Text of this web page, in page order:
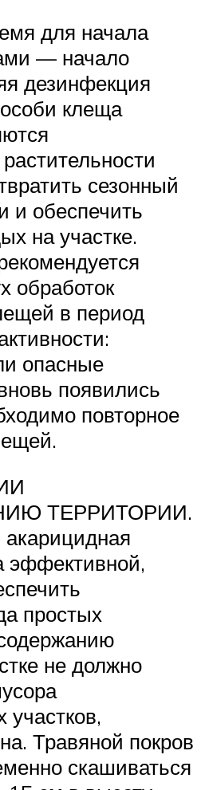
для начала
— начало
дезинфекция
клеща
сезонный
и обеспечить
на участке.
обработок
в период
опасные
появились
повторное
ТЕРРИТОРИИ.
эффективной,
простых
не должно
Травяной покров
скашиваться